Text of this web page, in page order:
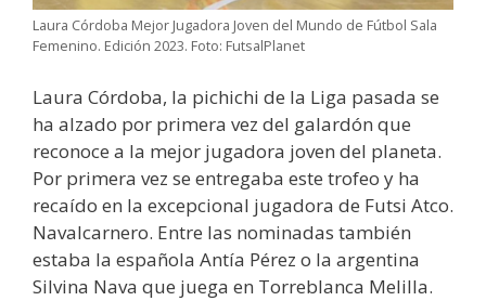
Laura Córdoba Mejor Jugadora Joven del Mundo de Fútbol Sala
Femenino. Edición 2023. Foto: FutsalPlanet
Laura Córdoba, la pichichi de la Liga pasada se
ha alzado por primera vez del galardón que
reconoce a la mejor jugadora joven del planeta.
Por primera vez se entregaba este trofeo y ha
recaído en la excepcional jugadora de Futsi Atco.
Navalcarnero. Entre las nominadas también
estaba la española Antía Pérez o la argentina
Silvina Nava que juega en Torreblanca Melilla.